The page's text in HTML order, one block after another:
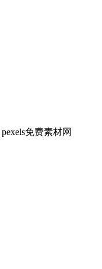
pexels免费素材网